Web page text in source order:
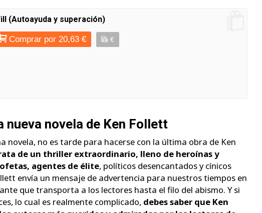
(Autoayuda y superación)
Comprar por 20,63 € €
nueva novela de Ken Follett
novela, no es tarde para hacerse con la última obra de Ken
de un thriller extraordinario, lleno de heroínas y
agentes de élite, políticos desencantados y cínicos
envía un mensaje de advertencia para nuestros tiempos en
que transporta a los lectores hasta el filo del abismo. Y si
lo cual es realmente complicado, debes saber que Ken